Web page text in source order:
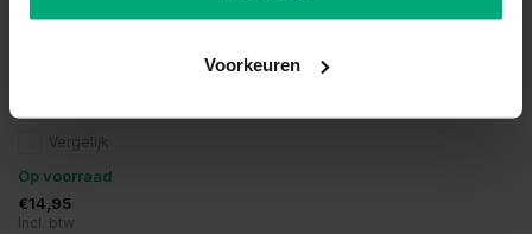
Voorkeuren
Vergelijk
Op voorraad
€14,95
Incl. btw